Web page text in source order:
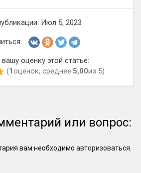
Июл 5, 2023
оценку этой статье:
(1оценок, среднее:5,00из 5)
или вопрос:
вам необходимо авторизоваться